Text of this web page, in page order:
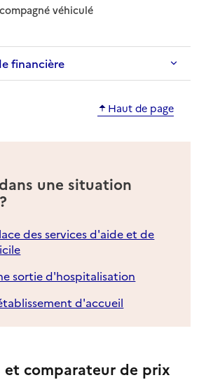
véhiculé
: disponible
: non disponible
financière
Haut de page
une situation
des services d'aide et de
sortie d'hospitalisation
d'accueil
et comparateur de prix